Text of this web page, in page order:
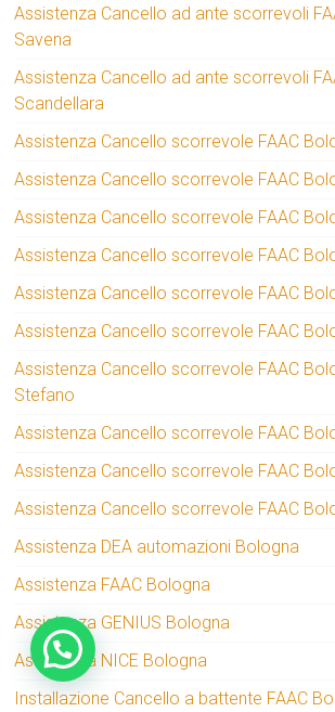
Assistenza Cancello ad ante scorrevoli
Savena
Assistenza Cancello ad ante scorrevoli
Scandellara
Assistenza Cancello scorrevole FAAC
Assistenza Cancello scorrevole FAAC
Assistenza Cancello scorrevole FAAC
Assistenza Cancello scorrevole FAAC
Assistenza Cancello scorrevole FAAC
Assistenza Cancello scorrevole FAAC
Assistenza Cancello scorrevole FAAC
Stefano
Assistenza Cancello scorrevole FAAC
Assistenza Cancello scorrevole FAAC
Assistenza Cancello scorrevole FAAC
Assistenza DEA automazioni Bologna
Assistenza FAAC Bologna
Assistenza GENIUS Bologna
Assistenza NICE Bologna
Installazione Cancello a battente FAAC